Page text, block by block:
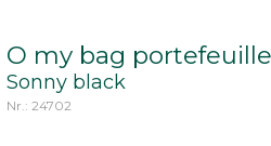
O my bag portefeuille
Sonny black
Nr.: 24702